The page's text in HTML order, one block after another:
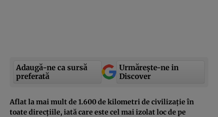
Adaugă-ne ca sursă
preferată
Urmărește-ne in
Discover
Aflat la mai mult de 1.600 de kilometri de civilizație în
toate direcțiile, iată care este cel mai izolat loc de pe